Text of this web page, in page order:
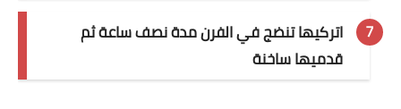
اتركيها تنضج في الفرن مدة نصف ساعة ثم
قدميها ساخنة